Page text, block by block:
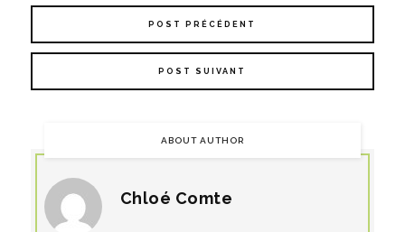
POST PRÉCÉDENT
POST SUIVANT
ABOUT AUTHOR
Chloé Comte